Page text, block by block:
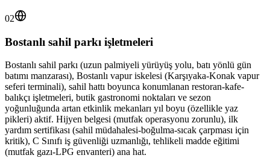
02
Bostanlı sahil parkı işletmeleri
Bostanlı sahil parkı (uzun palmiyeli yürüyüş yolu, batı yönlü gün
batımı manzarası), Bostanlı vapur iskelesi (Karşıyaka-Konak vapur
seferi terminali), sahil hattı boyunca konumlanan restoran-kafe-
balıkçı işletmeleri, butik gastronomi noktaları ve sezon
yoğunluğunda artan etkinlik mekanları yıl boyu (özellikle yaz
pikleri) aktif. Hijyen belgesi (mutfak operasyonu zorunlu), ilk
yardım sertifikası (sahil müdahalesi-boğulma-sıcak çarpması için
kritik), C Sınıfı iş güvenliği uzmanlığı, tehlikeli madde eğitimi
(mutfak gazı-LPG envanteri) ana hat.